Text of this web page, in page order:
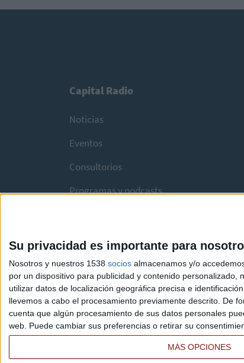
Su privacidad es importante para
Nosotros y nuestros 1538 socios almacenamos y/o
por un dispositivo para publicidad y contenido personalizado,
utilizar datos de localización geográfica precisa e
llevemos a cabo el procesamiento previamente descrito. De
cuenta que algún procesamiento de sus datos personales
web. Puede cambiar sus preferencias o retirar su
MÁS OPCIONES
Capital Radio
Noticias
Eventos
Consultorios
Programas y podcasts